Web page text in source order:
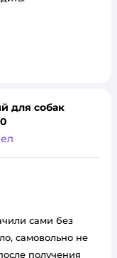
для собак
сами без
самовольно не
получения